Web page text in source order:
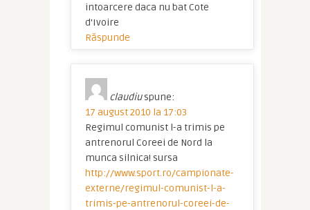
intoarcere daca nu bat Cote
d'Ivoire
Răspunde
claudiu spune:
17 august 2010 la 17:03
Regimul comunist l-a trimis pe
antrenorul Coreei de Nord la
munca silnica! sursa
http://www.sport.ro/campionate-
externe/regimul-comunist-l-a-
trimis-pe-antrenorul-coreei-de-